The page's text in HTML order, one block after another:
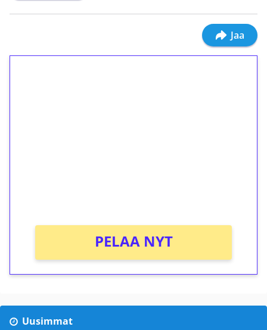
Jaa
PELAA NYT
Uusimmat